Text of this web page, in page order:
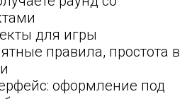
для игры
правила, простота в
оформление под